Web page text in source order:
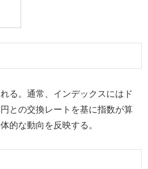
る。通常、インデックスにはド
との交換レートを基に指数が算
的な動向を反映する。